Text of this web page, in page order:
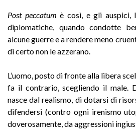
Post peccatum è così, e gli auspici,
diplomatiche, quando condotte
alcune guerre e a rendere meno
di certo non le azzerano.
L’uomo, posto di fronte alla libera
fa il contrario, scegliendo il male.
nasce dal realismo, di dotarsi di
difendersi (contro ogni irenismo
doverosamente, da aggressioni